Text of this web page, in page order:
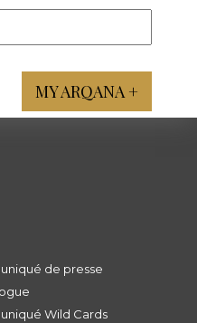
MY ARQANA +
de presse
Wild Cards